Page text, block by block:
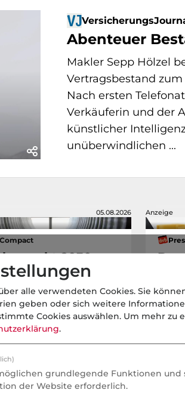
Abenteuer
Makler Sepp Hölzel
Vertragsbestand
Nach ersten
Verkäuferin und der
künstlicher
unüberwindlichen ...
05.08.2026
2030+:
und
Anzeige
Der
Podcasts
alle verwendeten Cookies. Sie
geben oder sich weitere
Cookies auswählen. Um mehr zu
.
grundlegende Funktionen und
der Website erforderlich.